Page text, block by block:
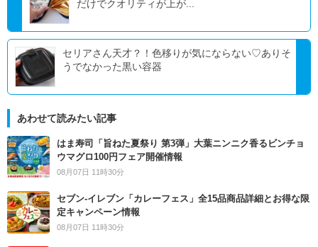
だけでクオリティが上が...
セリアさん天才？！色移りが気にならない♡ありそ
うでなかった黒い容器
あわせて読みたい記事
はま寿司「旨ねた夏祭り 第3弾」大葉ニンニク香るビンチョ
ウマグロ100円フェア開催情報
08月07日 11時30分
セブン‐イレブン「カレーフェス」全15品商品詳細とお得な限
定キャンペーン情報
08月07日 11時30分